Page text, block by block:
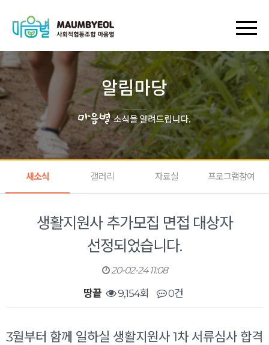
새소식 갤러리 자료실 프로그램참여
생활지원사 추가모집 면접 대상자
선정되었습니다.
20-02-24 11:08
땅끝 9,154회 0건
3월부터 함께 일하실 생활지원사 1차 서류심사 합격